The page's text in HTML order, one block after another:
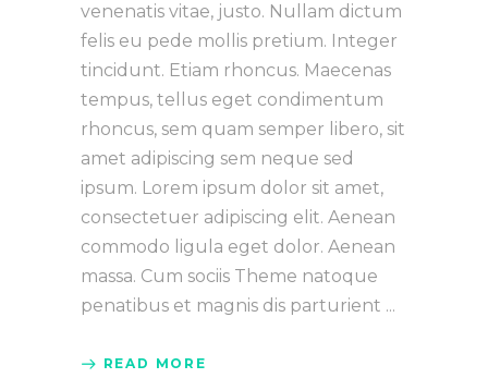
venenatis vitae, justo. Nullam dictum
felis eu pede mollis pretium. Integer
tincidunt. Etiam rhoncus. Maecenas
tempus, tellus eget condimentum
rhoncus, sem quam semper libero, sit
amet adipiscing sem neque sed
ipsum. Lorem ipsum dolor sit amet,
consectetuer adipiscing elit. Aenean
commodo ligula eget dolor. Aenean
massa. Cum sociis Theme natoque
penatibus et magnis dis parturient
READ MORE